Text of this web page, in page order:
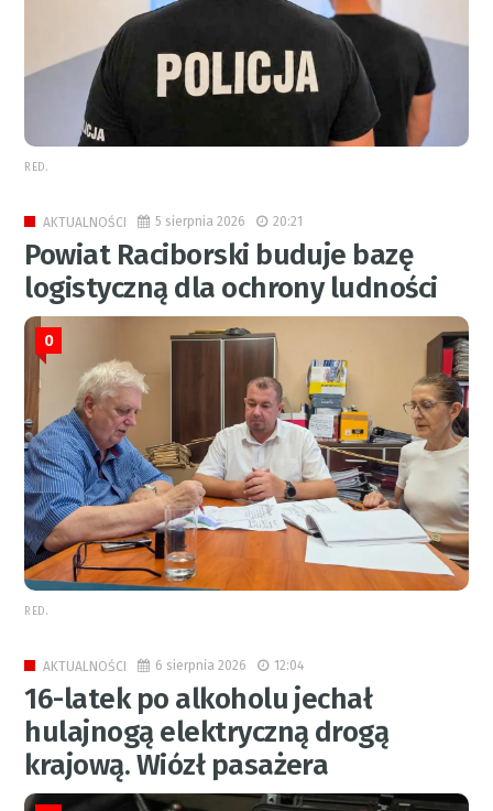
RED.
AKTUALNOŚCI 5 sierpnia 2026 20:21
Powiat Raciborski buduje bazę
logistyczną dla ochrony ludności
0
RED.
AKTUALNOŚCI 6 sierpnia 2026 12:04
16-latek po alkoholu jechał
hulajnogą elektryczną drogą
krajową. Wiózł pasażera